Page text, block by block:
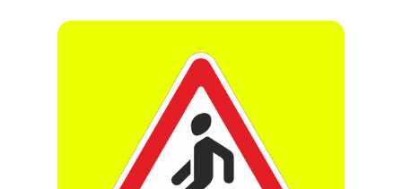
Светодиодные дорожные знаки
Дорожные знаки с внутренней подсветкой
Заградительные светодиодные знаки
Передвижные заградительные знаки